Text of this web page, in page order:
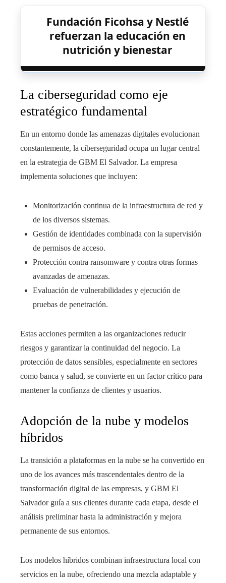
Fundación Ficohsa y Nestlé
refuerzan la educación en
nutrición y bienestar
La ciberseguridad como eje
estratégico fundamental
En un entorno donde las amenazas digitales evolucionan
constantemente, la ciberseguridad ocupa un lugar central
en la estrategia de GBM El Salvador. La empresa
implementa soluciones que incluyen:
Monitorización continua de la infraestructura de red y
de los diversos sistemas.
Gestión de identidades combinada con la supervisión
de permisos de acceso.
Protección contra ransomware y contra otras formas
avanzadas de amenazas.
Evaluación de vulnerabilidades y ejecución de
pruebas de penetración.
Estas acciones permiten a las organizaciones reducir
riesgos y garantizar la continuidad del negocio. La
protección de datos sensibles, especialmente en sectores
como banca y salud, se convierte en un factor crítico para
mantener la confianza de clientes y usuarios.
Adopción de la nube y modelos
híbridos
La transición a plataformas en la nube se ha convertido en
uno de los avances más trascendentales dentro de la
transformación digital de las empresas, y GBM El
Salvador guía a sus clientes durante cada etapa, desde el
análisis preliminar hasta la administración y mejora
permanente de sus entornos.
Los modelos híbridos combinan infraestructura local con
servicios en la nube, ofreciendo una mezcla adaptable y